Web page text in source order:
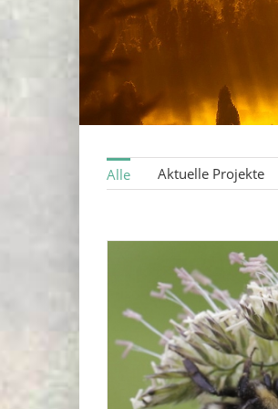
Alle Aktuelle Projekte